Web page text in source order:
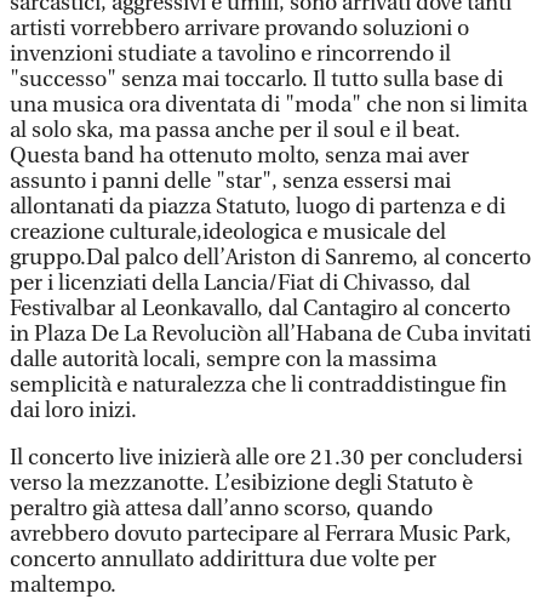
artisti vorrebbero arrivare provando soluzioni o
invenzioni studiate a tavolino e rincorrendo il
"successo" senza mai toccarlo. Il tutto sulla base di
una musica ora diventata di "moda" che non si limita
al solo ska, ma passa anche per il soul e il beat.
Questa band ha ottenuto molto, senza mai aver
assunto i panni delle "star", senza essersi mai
allontanati da piazza Statuto, luogo di partenza e di
creazione culturale,ideologica e musicale del
gruppo.Dal palco dell’Ariston di Sanremo, al concerto
per i licenziati della Lancia/Fiat di Chivasso, dal
Festivalbar al Leonkavallo, dal Cantagiro al concerto
in Plaza De La Revoluciòn all’Habana de Cuba invitati
dalle autorità locali, sempre con la massima
semplicità e naturalezza che li contraddistingue fin
dai loro inizi.
Il concerto live inizierà alle ore 21.30 per concludersi
verso la mezzanotte. L’esibizione degli Statuto è
peraltro già attesa dall’anno scorso, quando
avrebbero dovuto partecipare al Ferrara Music Park,
concerto annullato addirittura due volte per
maltempo.